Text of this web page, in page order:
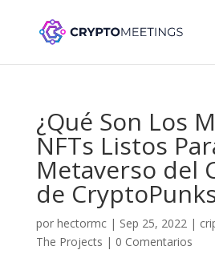
¿Qué Son Los
NFTs Listos
Metaverso del
de
por hectormc| Sep 25, 2022|
The Projects | 0 Comentarios